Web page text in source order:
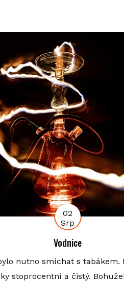
02
Srp
Vodnice
nutno smíchat s tabákem.
stoprocentní a čistý.